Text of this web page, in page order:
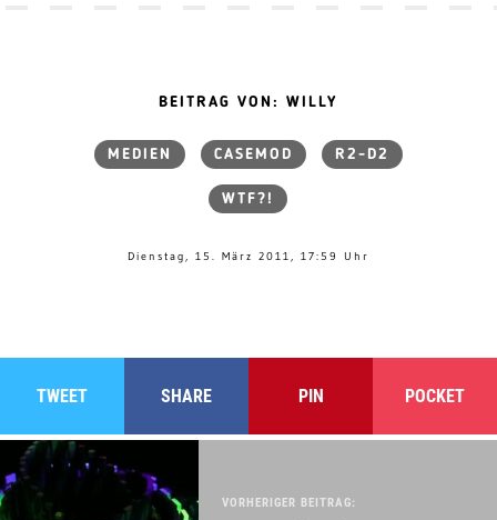
BEITRAG VON: WILLY
MEDIEN CASEMOD R2-D2
WTF?!
Dienstag, 15. März 2011, 17:59 Uhr
TWEET SHARE PIN POCKET
VORHERIGER BEITRAG: